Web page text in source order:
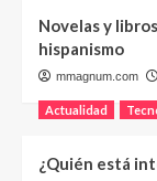
Novelas y
hispanismo
mmagnum.com
Actualidad
¿Quién está